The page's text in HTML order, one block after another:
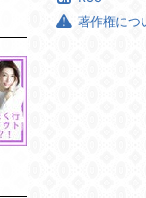
著作権につ